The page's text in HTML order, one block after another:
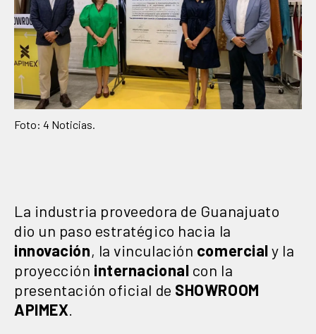
Foto: 4 Noticias.
La industria proveedora de Guanajuato
dio un paso estratégico hacia la
innovación, la vinculación comercialy la
proyección internacional con la
presentación oficial de SHOWROOM
APIMEX